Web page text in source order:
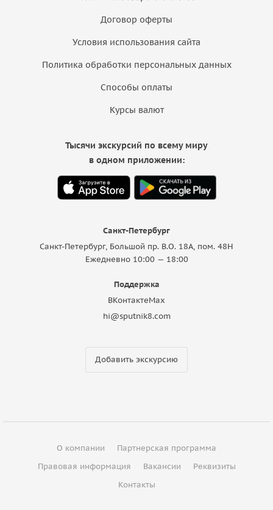
Договор оферты
Условия использования сайта
Политика обработки персональных данных
Способы оплаты
Курсы валют
Санкт-Петербург
Санкт-Петербург, Большой пр. В.О. 18A, пом. 48Н
Ежедневно 10:00 — 18:00
Поддержка
ВКонтактеMax
hi@sputnik8.com
Добавить экскурсию
Тысячи экскурсий по всему миру
в одном приложении:
О компании
Партнерская программа
Правовая информация
Вакансии
Реквизиты
Контакты